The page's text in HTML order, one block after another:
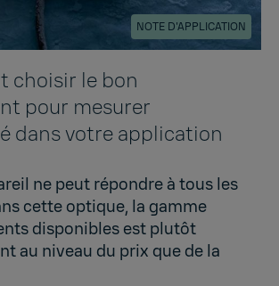
NOTE D'APPLICATION
choisir le bon
pour mesurer
dans votre application
ne peut répondre à tous les
cette optique, la gamme
disponibles est plutôt
au niveau du prix que de la